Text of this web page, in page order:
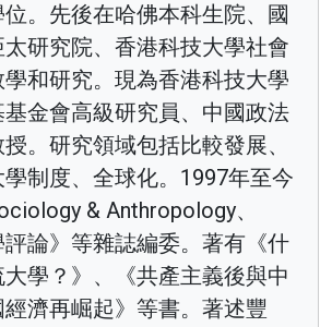
。先後在哈佛本科生院、國
研究院、香港科技大學社會
和研究。現為香港科技大學
金會高級研究員、中國政法
。研究領域包括比較發展、
制度、全球化。1997年至今
& Anthropology、
評論》等雜誌編委。著有《什
學？》、《共產主義後與中
濟再崛起》等書。著述豐